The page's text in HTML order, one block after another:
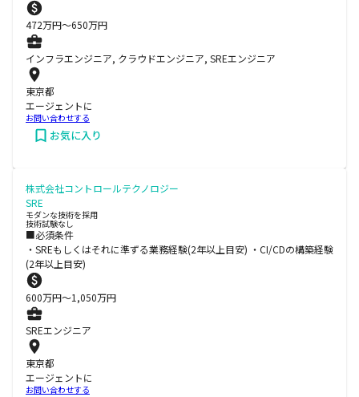
472万円〜650万円
インフラエンジニア, クラウドエンジニア, SREエンジニア
東京都
エージェントに
お問い合わせする
お気に入り
株式会社コントロールテクノロジー
SRE
モダンな技術を採用
技術試験なし
■必須条件
・SREもしくはそれに準ずる業務経験(2年以上目安) ・CI/CDの構築経験
(2年以上目安)
600万円〜1,050万円
SREエンジニア
東京都
エージェントに
お問い合わせする